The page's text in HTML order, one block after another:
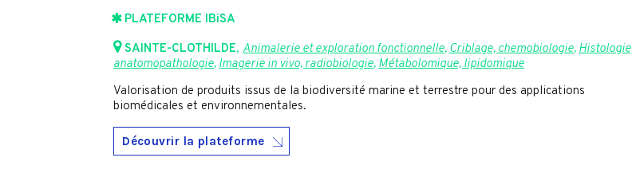
PLATEFORME IBiSA
SAINTE-CLOTHILDE,Animalerie et exploration fonctionnelle,Criblage, chemobiologie,
anatomopathologie,Imagerie in vivo, radiobiologie,Métabolomique, lipidomique
Valorisation de produits issus de la biodiversité marine et terrestre pour des applications
biomédicales et environnementales.
Découvrir la plateforme